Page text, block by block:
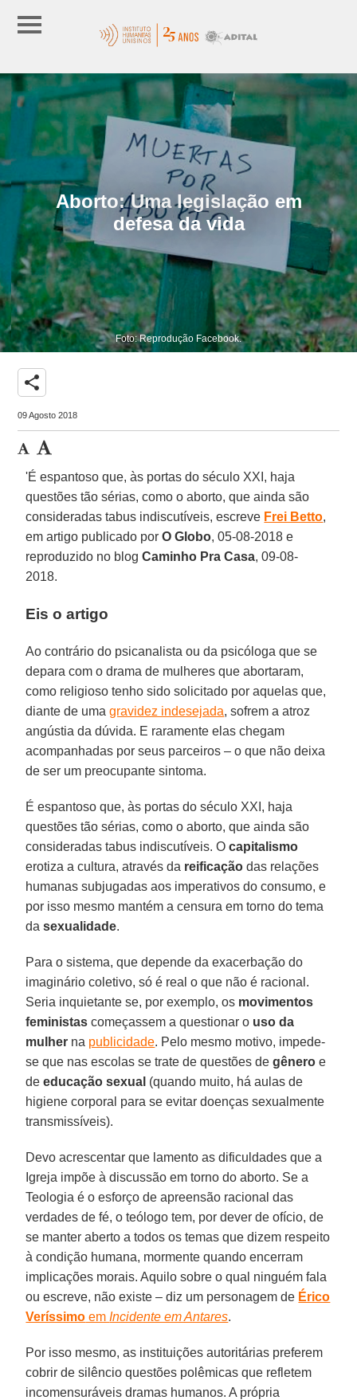
Aborto: Uma legislação em
defesa da vida
Foto: Reprodução Facebook.
share
09 Agosto 2018
'É espantoso que, às portas do século XXI, haja
questões tão sérias, como o aborto, que ainda são
consideradas tabus indiscutíveis, escreve Frei Betto,
em artigo publicado porO Globo, 05-08-2018 e
reproduzido no blogCaminho Pra Casa, 09-08-
2018.
Eis o artigo
Ao contrário do psicanalista ou da psicóloga que se
depara com o drama de mulheres que abortaram,
como religioso tenho sido solicitado por aquelas que,
diante de umagravidez indesejada, sofrem a atroz
angústia da dúvida. E raramente elas chegam
acompanhadas por seus parceiros – o que não deixa
de ser um preocupante sintoma.
É espantoso que, às portas do século XXI, haja
questões tão sérias, como o aborto, que ainda são
consideradas tabus indiscutíveis. Ocapitalismo
erotiza a cultura, através da reificação das relações
humanas subjugadas aos imperativos do consumo, e
por isso mesmo mantém a censura em torno do tema
dasexualidade.
Para o sistema, que depende da exacerbação do
imaginário coletivo, só é real o que não é racional.
Seria inquietante se, por exemplo, os movimentos
feministas começassem a questionar o uso da
mulher na publicidade. Pelo mesmo motivo, impede-
se que nas escolas se trate de questões degênero e
deeducação sexual (quando muito, há aulas de
higiene corporal para se evitar doenças sexualmente
transmissíveis).
Devo acrescentar que lamento as dificuldades que a
Igreja impõe à discussão em torno do aborto. Se a
Teologia é o esforço de apreensão racional das
verdades de fé, o teólogo tem, por dever de ofício, de
se manter aberto a todos os temas que dizem respeito
à condição humana, mormente quando encerram
implicações morais. Aquilo sobre o qual ninguém fala
ou escreve, não existe – diz um personagem de Érico
Veríssimo emIncidente em Antares.
Por isso mesmo, as instituições autoritárias preferem
cobrir de silêncio questões polêmicas que refletem
incomensuráveis dramas humanos. A própria